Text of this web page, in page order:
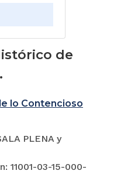
de
.
lo Contencioso
PLENA y
11001-03-15-000-